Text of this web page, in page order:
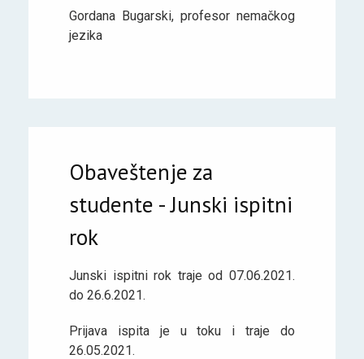
Gordana Bugarski, profesor nemačkog
jezika
Obaveštenje za
studente - Junski ispitni
rok
Junski ispitni rok traje od 07.06.2021.
do 26.6.2021.
Prijava ispita je u toku i traje do
26.05.2021.